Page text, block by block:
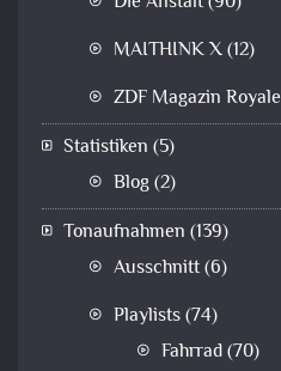
MAITHINK X(12)
ZDF Magazin Royale
Statistiken (5)
Blog(2)
Tonaufnahmen (139)
Ausschnitt(6)
Playlists(74)
Fahrrad(70)